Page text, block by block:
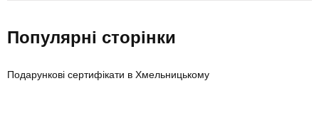
Популярні сторінки
Подарункові сертифікати в Хмельницькому